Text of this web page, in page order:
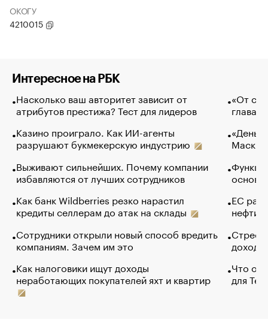
ОКОГУ
4210015
Интересное на РБК
Насколько ваш авторитет зависит от
атрибутов престижа? Тест для лидеров
Казино проиграло. Как ИИ-агенты
разрушают букмекерскую индустрию
Выживают сильнейших. Почему компании
избавляются от лучших сотрудников
Как банк Wildberries резко нарастил
кредиты селлерам до атак на склады
Сотрудники открыли новый способ вредить
компаниям. Зачем им это
Как налоговики ищут доходы
неработающих покупателей яхт и квартир
«От
глава
Маск в
основ
ЕС
нефти
Что
для